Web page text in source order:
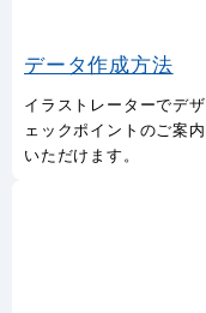
データ作成方法
イラストレーターでデ
ェックポイントのご案
いただけます。